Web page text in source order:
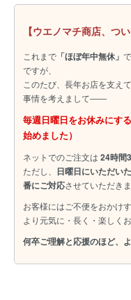
【ウエノマチ商店、つ
これまで 「ほぼ年中無休」
ですが、
このたび、長年お店を支え
事情を考えまして――
毎週日曜日をお休みにす
始めました）
ネットでのご注文は 24時間
ただし、
日曜日にいただい
番にご対応させていただきま
お客様にはご不便をおかけ
より元気に・長く・楽しく
何卒ご理解と応援のほど、